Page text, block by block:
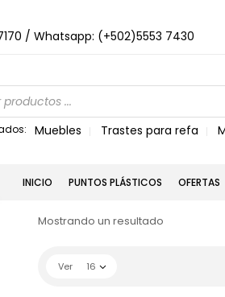
/ Whatsapp: (+502)5553 7430
Muebles Trastes para refa
INICIO PUNTOS PLÁSTICOS OFERTAS
Mostrando un resultado
Ver 16